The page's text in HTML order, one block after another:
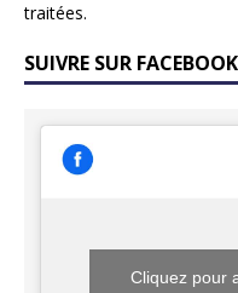
traitées.
SUIVRE SUR FACEBOOK
Cliquez pour